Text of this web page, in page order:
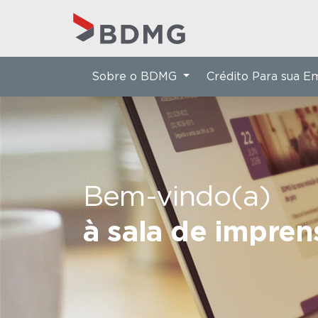
Bem-vindo(a)
à sala de
Sobre o BDMG Crédito Para sua